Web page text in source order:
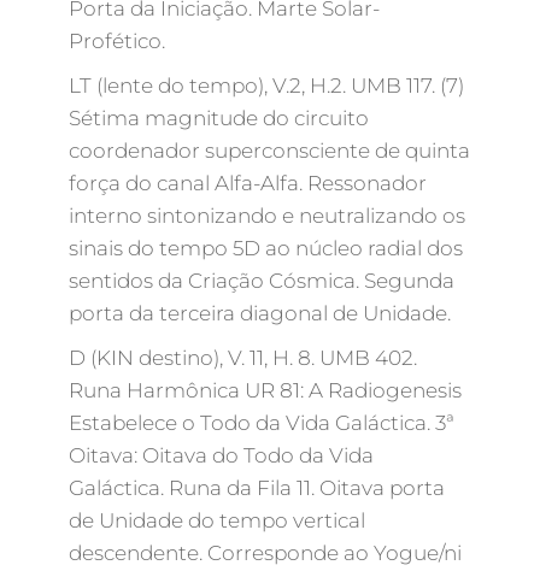
Porta da Iniciação. Marte Solar-
Profético.
LT (lente do tempo), V.2, H.2. UMB 117. (7)
Sétima magnitude do circuito
coordenador superconsciente de quinta
força do canal Alfa-Alfa. Ressonador
interno sintonizando e neutralizando os
sinais do tempo 5D ao núcleo radial dos
sentidos da Criação Cósmica. Segunda
porta da terceira diagonal de Unidade.
D (KIN destino), V. 11, H. 8. UMB 402.
Runa Harmônica UR 81: A Radiogenesis
Estabelece o Todo da Vida Galáctica. 3ª
Oitava: Oitava do Todo da Vida
Galáctica. Runa da Fila 11. Oitava porta
de Unidade do tempo vertical
descendente. Corresponde ao Yogue/ni